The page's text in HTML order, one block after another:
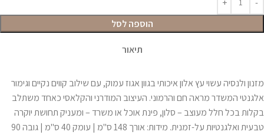
הוספה לסל
תיאור
מזנון ולנסיה עשוי עץ אלון איכותי בגוון אגוז עמוק, עם שילוב קווים נקיים וגימור
אלגנטי המשדר מראה חם והרמוני. העיצוב המודרני והקלאסי כאחד משתלב
בקלות בכל חלל מעוצב – סלון, פינת אוכל או משרד – ומעניק תחושת יוקרה
טבעית ואלגנטיות על-זמנית. מידות: אורך 148 ס"מ | עומק 40 ס"מ | גובה 90